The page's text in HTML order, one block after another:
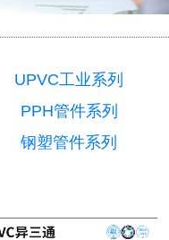
UPVC工业系列
PPH管件系列
钢塑管件系列